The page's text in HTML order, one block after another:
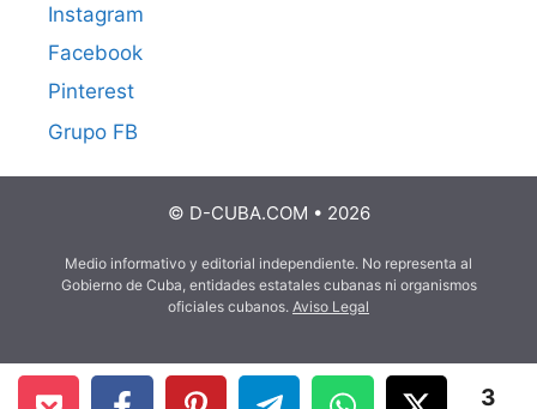
Instagram
Facebook
Pinterest
Grupo FB
© D-CUBA.COM • 2026
Medio informativo y editorial independiente. No representa al
Gobierno de Cuba, entidades estatales cubanas ni organismos
oficiales cubanos. Aviso Legal
3